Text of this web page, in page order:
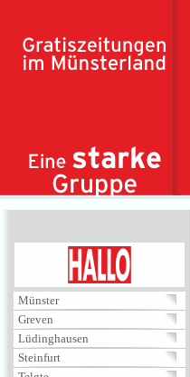
Münster
Greven
Lüdinghausen
Steinfurt